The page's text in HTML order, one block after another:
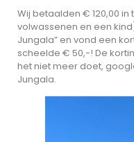
Wij betaalden € 120,00
volwassenen en een
Jungala” en vond een
scheelde € 50,-! De
het niet meer doet,
Jungala.